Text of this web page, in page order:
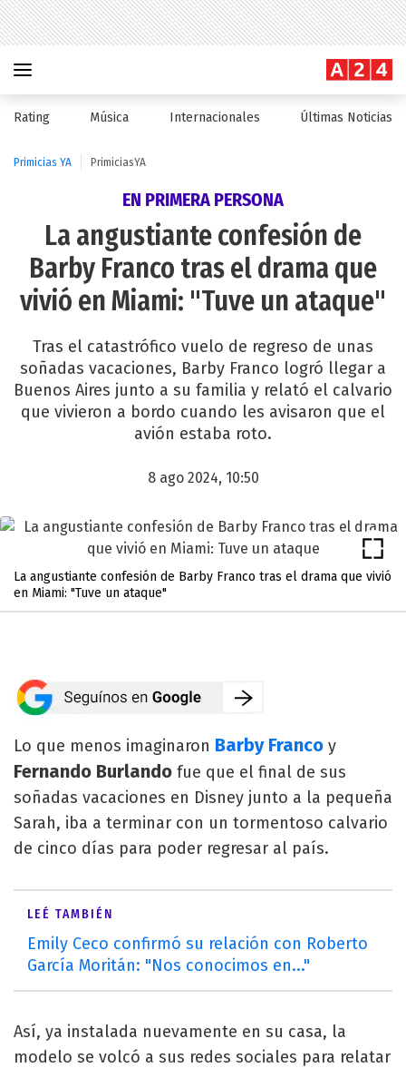
Rating Música Internacionales Últimas Noticias
Primicias YA PrimiciasYA
EN PRIMERA PERSONA
La angustiante confesión de
Barby Franco tras el drama que
vivió en Miami: "Tuve un ataque"
Tras el catastrófico vuelo de regreso de unas
soñadas vacaciones, Barby Franco logró llegar a
Buenos Aires junto a su familia y relató el calvario
que vivieron a bordo cuando les avisaron que el
avión estaba roto.
8 ago 2024, 10:50
La angustiante confesión de Barby Franco tras el drama que vivió
en Miami: "Tuve un ataque"
Lo que menos imaginaron Barby Franco y
Fernando Burlando fue que el final de sus
soñadas vacaciones en Disney junto a la pequeña
Sarah, iba a terminar con un tormentoso calvario
de cinco días para poder regresar al país.
LEÉ TAMBIÉN
Emily Ceco confirmó su relación con Roberto
García Moritán: "Nos conocimos en..."
Así, ya instalada nuevamente en su casa, la
modelo se volcó a sus redes sociales para relatar